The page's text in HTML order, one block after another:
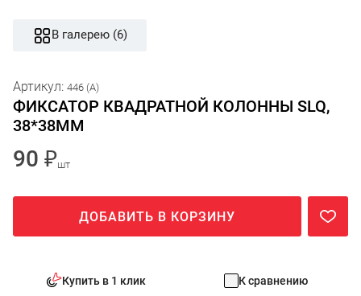
В галерею (6)
Артикул: 446 (A)
ФИКСАТОР КВАДРАТНОЙ КОЛОННЫ SLQ,
38*38ММ
90 ₽шт
ДОБАВИТЬ В КОРЗИНУ
Купить в 1 клик К сравнению